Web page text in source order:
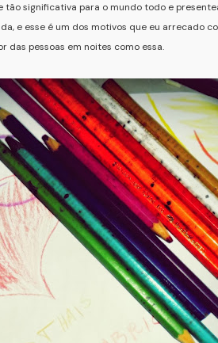
significativa para o mundo todo e
e esse é um dos motivos que eu arrecado
das pessoas em noites como essa.